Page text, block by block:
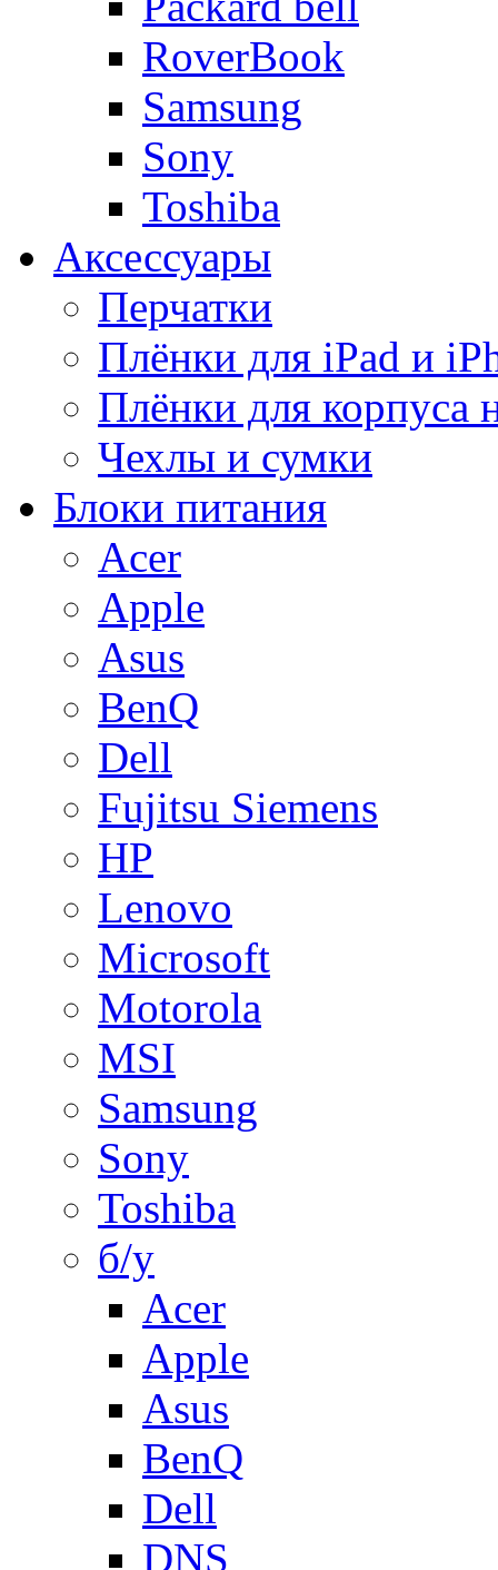
RoverBook
Samsung
Sony
Toshiba
Аксессуары
Перчатки
Плёнки для iPad и
Плёнки для корпуса
Чехлы и сумки
Блоки питания
Acer
Apple
Asus
BenQ
Dell
Fujitsu Siemens
HP
Lenovo
Microsoft
Motorola
MSI
Samsung
Sony
Toshiba
б/у
Acer
Apple
Asus
BenQ
Dell
DNS